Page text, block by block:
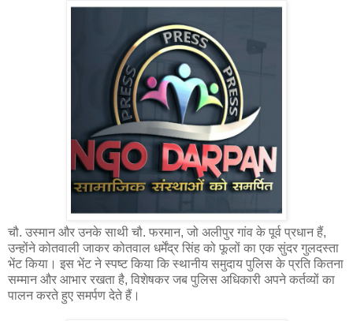
चौ. उस्मान और उनके साथी चौ. फरमान, जो अलीपुर गांव के पूर्व प्रधान हैं,
उन्होंने कोतवाली जाकर कोतवाल धर्मेंद्र सिंह को फूलों का एक सुंदर गुलदस्ता
भेंट किया। इस भेंट ने स्पष्ट किया कि स्थानीय समुदाय पुलिस के प्रति कितना
सम्मान और आभार रखता है, विशेषकर जब पुलिस अधिकारी अपने कर्तव्यों का
पालन करते हुए समर्पण देते हैं।